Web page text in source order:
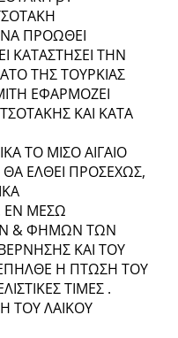
ΝΑ ΠΡΟΩΘΕΙ
ΚΑΤΑΣΤΗΣΕΙ ΤΗΝ
ΤΗΣ ΤΟΥΡΚΙΑΣ
ΕΦΑΡΜΟΖΕΙ
ΚΑΙ ΚΑΤΑ
ΤΟ ΜΙΣΟ ΑΙΓΑΙΟ
ΕΛΘΕΙ ΠΡΟΣΕΧΩΣ,
ΕΝ ΜΕΣΩ
& ΦΗΜΩΝ ΤΩΝ
ΚΑΙ ΤΟΥ
ΕΠΗΛΘΕ Η ΠΤΩΣΗ ΤΟΥ
ΤΙΜΕΣ .
ΤΟΥ ΛΑΙΚΟΥ